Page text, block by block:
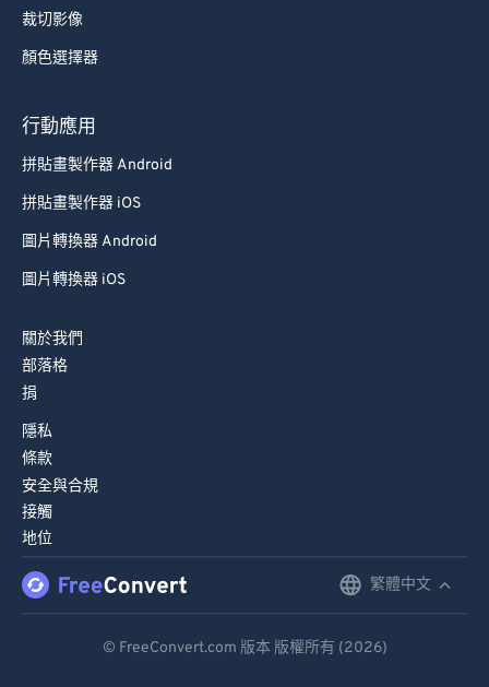
裁切影像
顏色選擇器
行動應用
拼貼畫製作器 Android
拼貼畫製作器 iOS
圖片轉換器 Android
圖片轉換器 iOS
關於我們
部落格
捐
隱私
條款
安全與合規
接觸
地位
繁體中文
© FreeConvert.com 版本 版權所有 (2026)